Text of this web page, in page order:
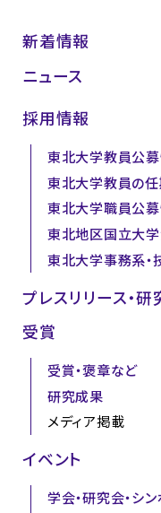
新着情報
ニュース
採用情報
東北大学教員公
東北大学教員の
東北大学職員公
東北地区国立大
東北大学事務系
プレスリリース・
受賞
受賞・褒章など
研究成果
メディア掲載
イベント
学会・研究会・シ